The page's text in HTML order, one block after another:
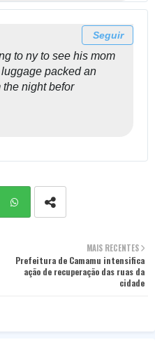
Seguir
to ny to see his mom
packed an
night befor
tsa
MAIS RECENTES
Prefeitura de Camamu intensifica
ação de recuperação das ruas da
cidade